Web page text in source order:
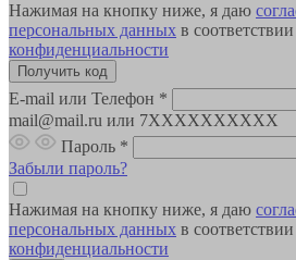
Нажимая на кнопку ниже, я даю
персональных данных в
конфиденциальности
E-mail или Телефон *
mail@mail.ru или 7XXXXXXXXXX
Пароль *
Забыли пароль?
Нажимая на кнопку ниже, я даю
персональных данных в
конфиденциальности